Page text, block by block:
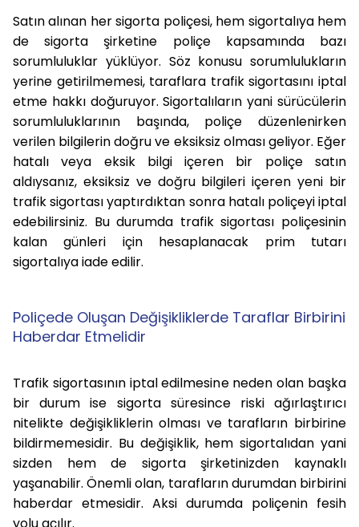
Satın alınan her sigorta poliçesi, hem sigortalıya hem
de sigorta şirketine poliçe kapsamında bazı
sorumluluklar yüklüyor. Söz konusu sorumlulukların
yerine getirilmemesi, taraflara trafik sigortasını iptal
etme hakkı doğuruyor. Sigortalıların yani sürücülerin
sorumluluklarının başında, poliçe düzenlenirken
verilen bilgilerin doğru ve eksiksiz olması geliyor. Eğer
hatalı veya eksik bilgi içeren bir poliçe satın
aldıysanız, eksiksiz ve doğru bilgileri içeren yeni bir
trafik sigortası yaptırdıktan sonra hatalı poliçeyi iptal
edebilirsiniz. Bu durumda trafik sigortası poliçesinin
kalan günleri için hesaplanacak prim tutarı
sigortalıya iade edilir.
Poliçede Oluşan Değişikliklerde Taraflar Birbirini
Haberdar Etmelidir
Trafik sigortasının iptal edilmesine neden olan başka
bir durum ise sigorta süresince riski ağırlaştırıcı
nitelikte değişikliklerin olması ve tarafların birbirine
bildirmemesidir. Bu değişiklik, hem sigortalıdan yani
sizden hem de sigorta şirketinizden kaynaklı
yaşanabilir. Önemli olan, tarafların durumdan birbirini
haberdar etmesidir. Aksi durumda poliçenin fesih
yolu açılır.